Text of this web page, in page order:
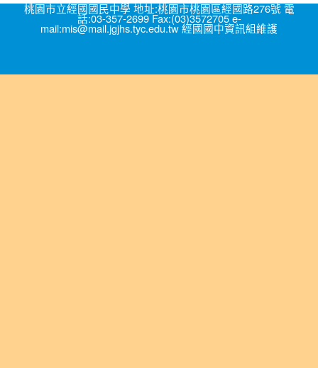
桃園市立經國國民中學 地址:桃園市桃園區經國路276號 電
話:03-357-2699 Fax:(03)3572705 e-
mail:mis@mail.jgjhs.tyc.edu.tw 經國國中資訊組維護